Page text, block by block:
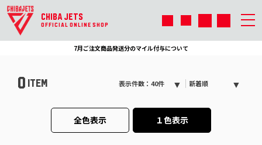
CHIBA JETS
OFFICIAL ONLINE SHOP
7月ご注文商品発送分のマイル付与について
0 ITEM 表示件数：40件 新着順
全色表示 １色表示